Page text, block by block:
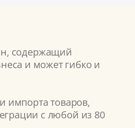
содержащий
и может гибко и
импорта товаров,
с любой из 80